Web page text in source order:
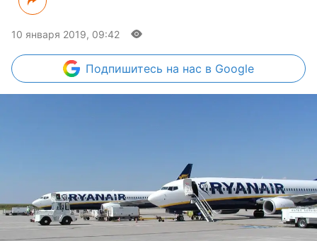
10 января 2019, 09:42
Подпишитесь на нас в Google